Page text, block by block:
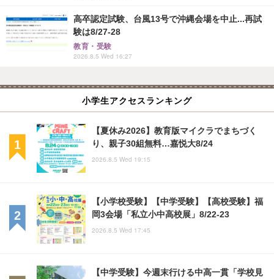
高卒認定試験、台風13号で沖縄会場を中止...再試
験は8/27-28
教育・受験
2026.8.5 Wed 16:27
小学生アクセスランキング
【夏休み2026】教育版マイクラでまちづく
り、親子30組無料…嘉悦大8/24
2026.8.5 Wed 19:15
【小学校受験】【中学受験】【高校受験】福
岡3会場「私立小中高校展」8/22-23
2026.8.5 Wed 17:45
【中学受験】今週末行ける中高一貫「学校見